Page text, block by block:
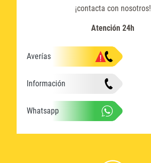
¡contacta con nosotros!
Atención 24h
Averías
Información
Whatsapp